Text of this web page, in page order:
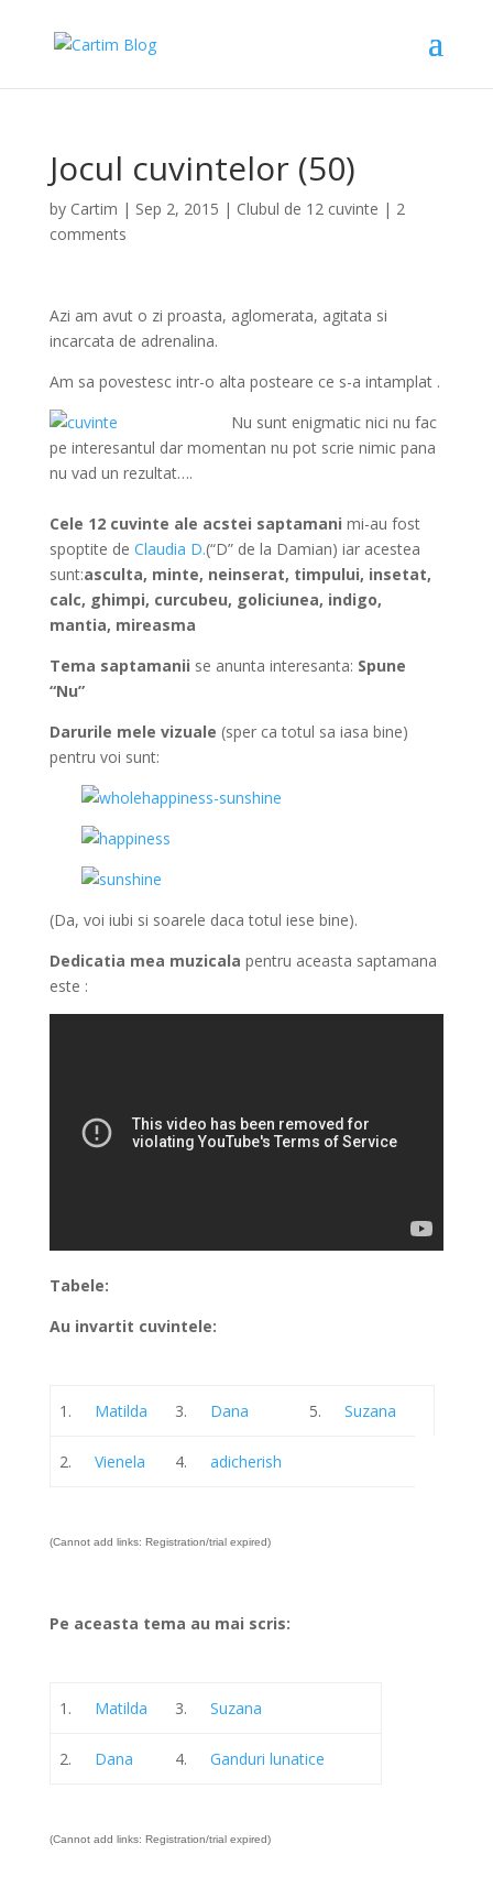
Jocul cuvintelor (50)
by Cartim | Sep 2, 2015 | Clubul de 12 cuvinte | 2
comments
Azi am avut o zi proasta, aglomerata, agitata si
incarcata de adrenalina.
Am sa povestesc intr-o alta posteare ce s-a intamplat .
Nu sunt enigmatic nici nu fac
pe interesantul dar momentan nu pot scrie nimic pana
nu vad un rezultat….
Cele 12 cuvinte ale acstei saptamani mi-au fost
spoptite de Claudia D.(“D” de la Damian) iar acestea
sunt:asculta, minte, neinserat, timpului, insetat,
calc, ghimpi, curcubeu, goliciunea, indigo,
mantia, mireasma
Tema saptamanii se anunta interesanta: Spune
“Nu”
Darurile mele vizuale (sper ca totul sa iasa bine)
pentru voi sunt:
(Da, voi iubi si soarele daca totul iese bine).
Dedicatia mea muzicala pentru aceasta saptamana
este :
Tabele:
Au invartit cuvintele:
1. Matilda 3. Dana 5. Suzana
2. Vienela 4. adicherish
(Cannot add links: Registration/trial expired)
Pe aceasta tema au mai scris:
1. Matilda 3. Suzana
2. Dana 4. Ganduri lunatice
(Cannot add links: Registration/trial expired)